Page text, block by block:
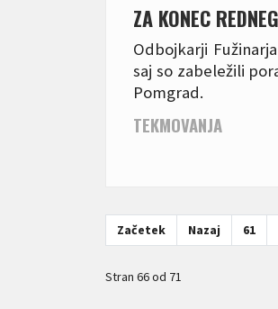
ZA KONEC
Odbojkarji
saj so zabeležili
Pomgrad.
TEKMOVANJA
Začetek Nazaj 61
Stran 66 od 71